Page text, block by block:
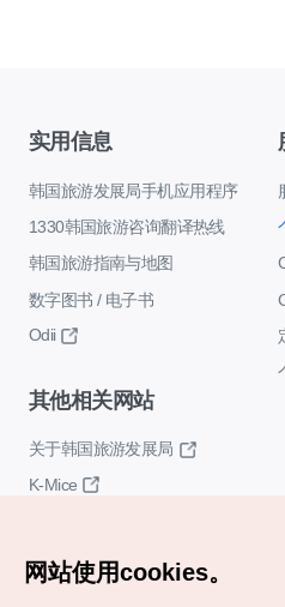
实用信息
韩国旅游发展局手机应用程序
1330韩国旅游咨询翻译热线
韩国旅游指南与地图
数字图书 / 电子书
Odii
其他相关网站
关于韩国旅游发展局
K-Mice
网站使用cookies。